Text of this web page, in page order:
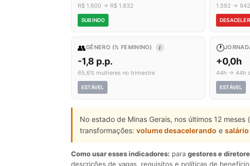
R$ 1.600 → R$ 1.832
SUBINDO
1.592 →
👥GÊNERO (% FEMININO) I
-1,8 p.p.
65,6% mulheres no trimestre
ESTÁVEL
🕐
+0,0h
44h → 44h
ESTÁVEL
No estado de Minas Gerais, nos últimos 12
transformações: volume desacelerando e
Como usar esses indicadores: para gestores e
descrições de vagas, requisitos e políticas de